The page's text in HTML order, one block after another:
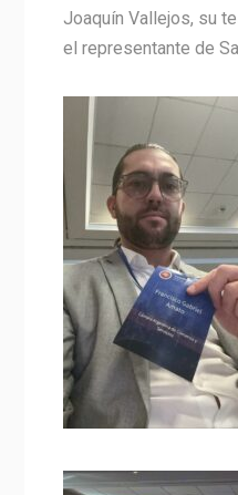
Joaquín Vallejos, su
el representante de